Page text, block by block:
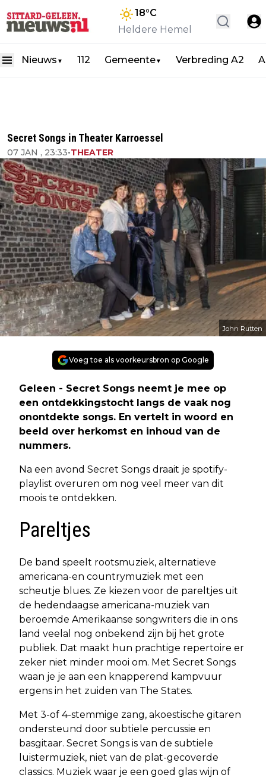
18°C
Heldere Hemel
Nieuws ▼ 112 Gemeente▼ Verbreding A2
Secret Songs in Theater Karroessel
07 JAN , 23:33•THEATER
John Rutten
Voeg toe als voorkeursbron op Google
Geleen - Secret Songs neemt je mee op
een ontdekkingstocht langs de vaak nog
onontdekte songs. En vertelt in woord en
beeld over herkomst en inhoud van de
nummers.
Na een avond Secret Songs draait je spotify-
playlist overuren om nog veel meer van dit
moois te ontdekken.
Pareltjes
De band speelt rootsmuziek, alternatieve
americana-en countrymuziek met een
scheutje blues. Ze kiezen voor de pareltjes uit
de hedendaagse americana-muziek van
beroemde Amerikaanse songwriters die in ons
land veelal nog onbekend zijn bij het grote
publiek. Dat maakt hun prachtige repertoire er
zeker niet minder mooi om. Met Secret Songs
waan je je aan een knapperend kampvuur
ergens in het zuiden van The States.
Met 3-of 4-stemmige zang, akoestische gitaren
ondersteund door subtiele percussie en
basgitaar. Secret Songs is van de subtiele
luistermuziek, niet van de plat-gecoverde
classics. Muziek waar je een goed glas wijn of